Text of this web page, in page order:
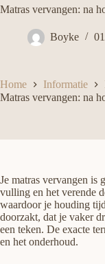
Matras vervangen: na
Boyke
Home Informatie
Matras vervangen: na
Je matras vervangen is
vulling en het verende
waardoor je houding
doorzakt, dat je vaker
een teken. De exacte
en het onderhoud.